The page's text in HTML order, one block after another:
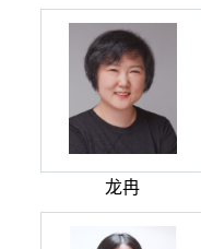
龙冉